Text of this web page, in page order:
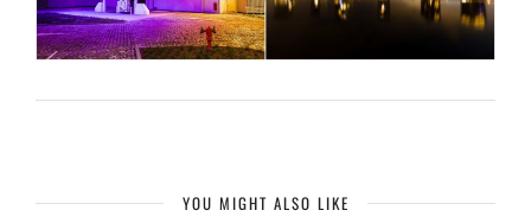
YOU MIGHT ALSO LIKE